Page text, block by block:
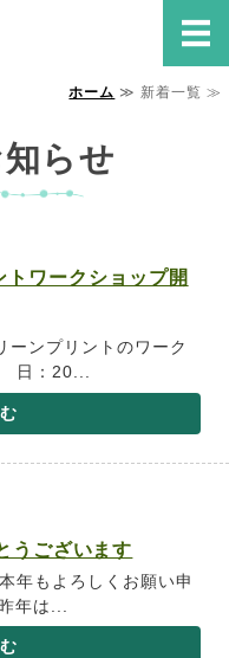
B型事業所 Re
ホーム ≫ 新着一覧 ≫
らせ
ワークショップ開
ーンプリントのワーク
日：20...
うございます
年もよろしくお願い申
年は...